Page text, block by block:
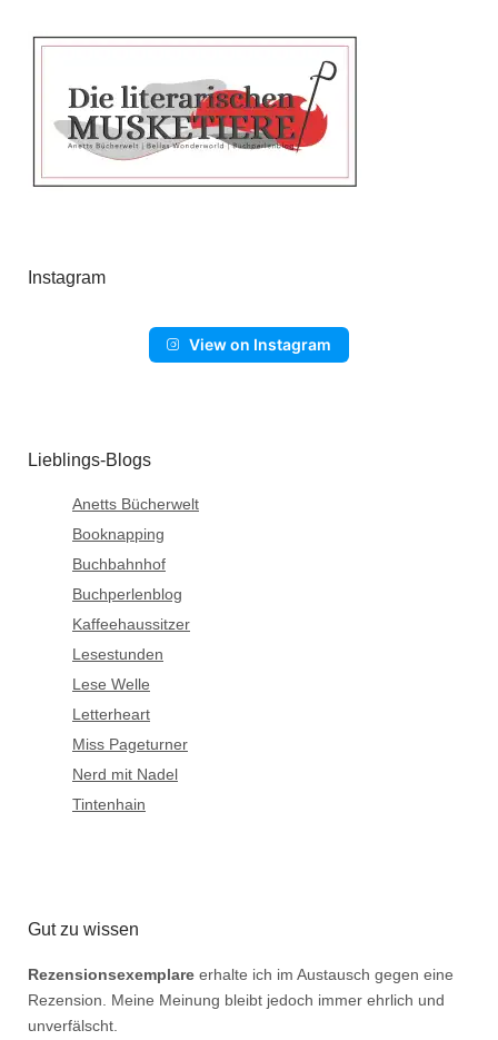
Instagram
View on Instagram
Lieblings-Blogs
Anetts Bücherwelt
Booknapping
Buchbahnhof
Buchperlenblog
Kaffeehaussitzer
Lesestunden
Lese Welle
Letterheart
Miss Pageturner
Nerd mit Nadel
Tintenhain
Gut zu wissen
Rezensionsexemplare erhalte ich im Austausch gegen eine
Rezension. Meine Meinung bleibt jedoch immer ehrlich und
unverfälscht.